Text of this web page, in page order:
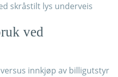
skråstilt lys underveis
ved
innkjøp av billigutstyr